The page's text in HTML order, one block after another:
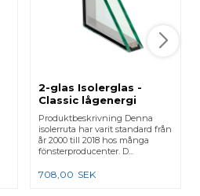
2-glas Isolerglas -
Classic lågenergi
Produktbeskrivning Denna
isolerruta har varit standard från
år 2000 till 2018 hos många
fönsterproducenter. D...
708,00 SEK